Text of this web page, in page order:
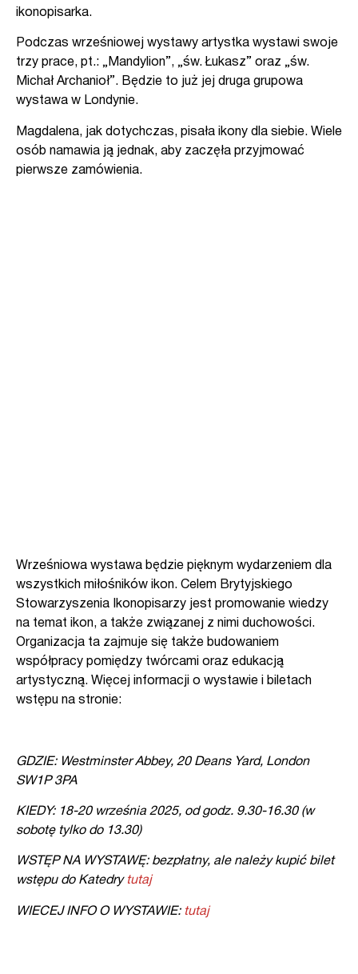
ikonopisarka.
Podczas wrześniowej wystawy artystka wystawi swoje
trzy prace, pt.: „Mandylion”, „św. Łukasz” oraz „św.
Michał Archanioł”. Będzie to już jej druga grupowa
wystawa w Londynie.
Magdalena, jak dotychczas, pisała ikony dla siebie. Wiele
osób namawia ją jednak, aby zaczęła przyjmować
pierwsze zamówienia.
Wrześniowa wystawa będzie pięknym wydarzeniem dla
wszystkich miłośników ikon. Celem Brytyjskiego
Stowarzyszenia Ikonopisarzy jest promowanie wiedzy
na temat ikon, a także związanej z nimi duchowości.
Organizacja ta zajmuje się także budowaniem
współpracy pomiędzy twórcami oraz edukacją
artystyczną. Więcej informacji o wystawie i biletach
wstępu na stronie:
GDZIE: Westminster Abbey, 20 Deans Yard, London
SW1P 3PA
KIEDY: 18-20 września 2025, od godz. 9.30-16.30 (w
sobotę tylko do 13.30)
WSTĘP NA WYSTAWĘ: bezpłatny, ale należy kupić bilet
wstępu do Katedry tutaj
WIECEJ INFO O WYSTAWIE: tutaj